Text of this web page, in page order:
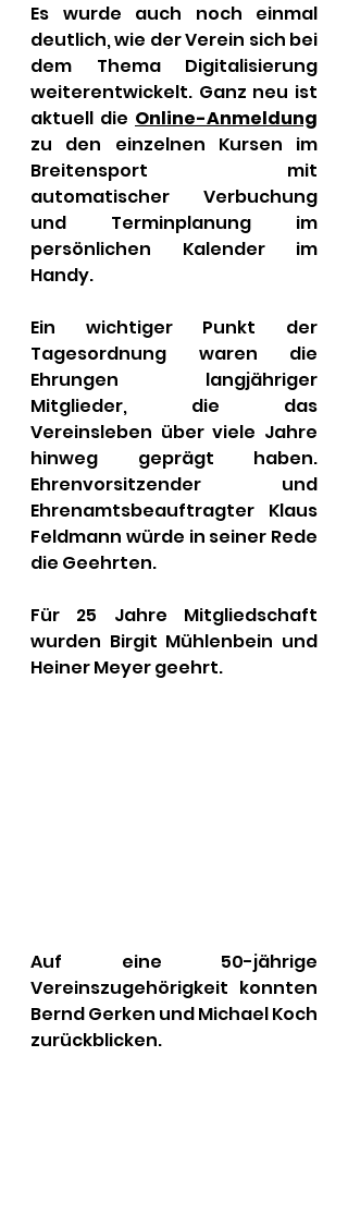
Es wurde auch noch einmal
deutlich, wie der Verein sich bei
dem Thema Digitalisierung
weiterentwickelt. Ganz neu ist
aktuell die Online-Anmeldung
zu den einzelnen Kursen im
Breitensport mit
automatischer Verbuchung
und Terminplanung im
persönlichen Kalender im
Handy.
Ein wichtiger Punkt der
Tagesordnung waren die
Ehrungen langjähriger
Mitglieder, die das
Vereinsleben über viele Jahre
hinweg geprägt haben.
Ehrenvorsitzender und
Ehrenamtsbeauftragter Klaus
Feldmann würde in seiner Rede
die Geehrten.
Für 25 Jahre Mitgliedschaft
wurden Birgit Mühlenbein und
Heiner Meyer geehrt.
Auf eine 50-jährige
Vereinszugehörigkeit konnten
Bernd Gerken und Michael Koch
zurückblicken.